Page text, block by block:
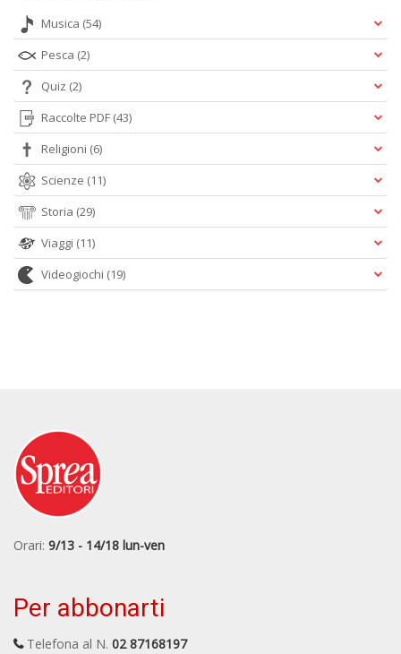
Musica (54)
Pesca (2)
Quiz (2)
Raccolte PDF (43)
Religioni (6)
Scienze (11)
Storia (29)
Viaggi (11)
Videogiochi (19)
Orari: 9/13 - 14/18 lun-ven
Per abbonarti
Telefona al N. 02 87168197